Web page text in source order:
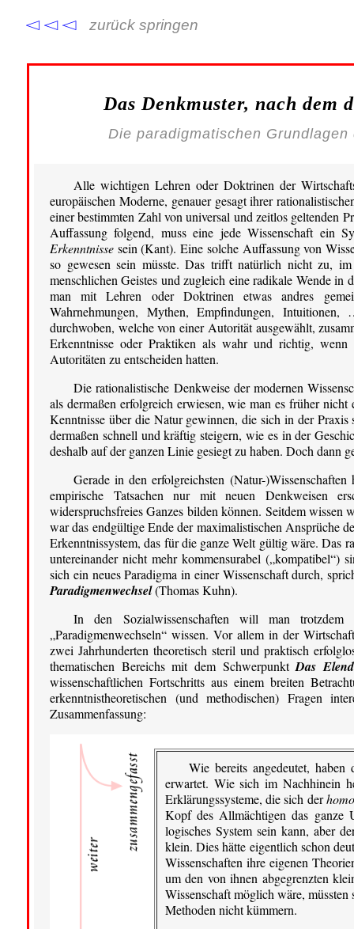
zurück springen
Das Denkmuster, nach dem
Die paradigmatischen
Alle wichtigen Lehren oder Doktrinen der
europäischen Moderne, genauer gesagt ihrer
einer bestimmten Zahl von universal und zeitlos geltenden
Auffassung folgend, muss eine jede Wissenschaft ein
Erkenntnisse sein (Kant). Eine solche Auffassung von
so gewesen sein müsste. Das trifft natürlich nicht zu,
menschlichen Geistes und zugleich eine radikale Wende
man mit Lehren oder Doktrinen etwas andres
Wahrnehmungen, Mythen, Empfindungen,
durchwoben, welche von einer Autorität ausgewählt,
Erkenntnisse oder Praktiken als wahr und richtig,
Autoritäten zu entscheiden hatten.
Die rationalistische Denkweise der modernen
als dermaßen erfolgreich erwiesen, wie man es früher
Kenntnisse über die Natur gewinnen, die sich in der
dermaßen schnell und kräftig steigern, wie es in der
deshalb auf der ganzen Linie gesiegt zu haben. Doch dann
Gerade in den erfolgreichsten (Natur-
empirische Tatsachen nur mit neuen Denkweisen
widerspruchsfreies Ganzes bilden können. Seitdem
war das endgültige Ende der maximalistischen Ansprüche
Erkenntnissystem, das für die ganze Welt gültig wäre. Das
untereinander nicht mehr kommensurabel („kompatibel“)
sich ein neues Paradigma in einer Wissenschaft durch,
Paradigmenwechsel(Thomas Kuhn).
In den Sozialwissenschaften will man trotzdem
„Paradigmenwechseln“ wissen. Vor allem in der
zwei Jahrhunderten theoretisch steril und praktisch
thematischen Bereichs mit dem SchwerpunktDas
wissenschaftlichen Fortschritts aus einem breiten
erkenntnistheoretischen (und methodischen) Fragen
Zusammenfassung:
Wie bereits angedeutet,
erwartet. Wie sich im Nachhinein
Erklärungssysteme, die sich der
Kopf des Allmächtigen das ganze
logisches System sein kann, aber
klein. Dies hätte eigentlich schon
Wissenschaften ihre eigenen
um den von ihnen abgegrenzten
Wissenschaft möglich wäre,
Methoden nicht kümmern.